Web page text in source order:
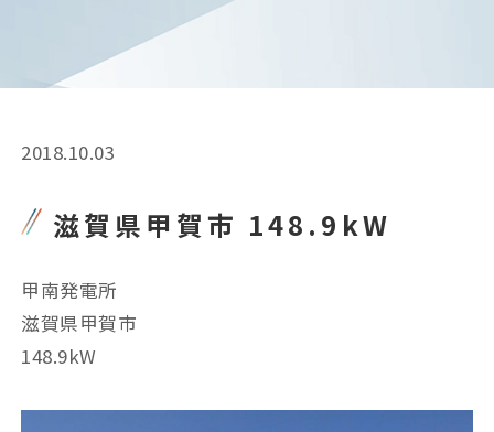
2018.10.03
滋賀県甲賀市 148.9kW
甲南発電所
滋賀県甲賀市
148.9kW